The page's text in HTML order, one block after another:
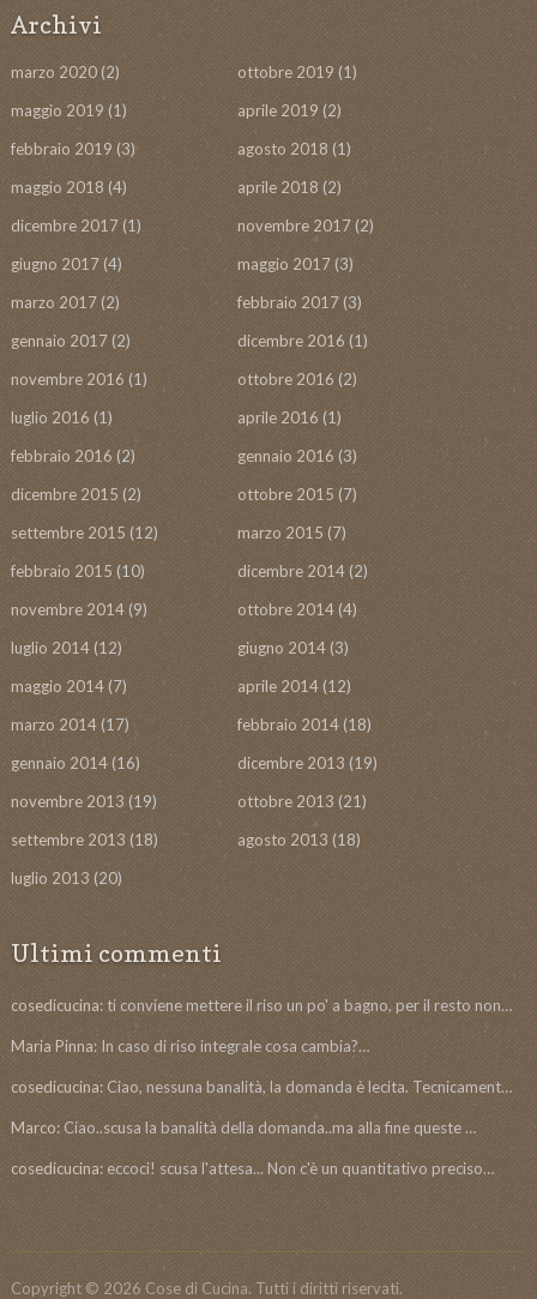
Archivi
marzo 2020(2) ottobre 2019 (1)
maggio 2019 (1) aprile 2019 (2)
febbraio 2019 (3) agosto 2018 (1)
maggio 2018 (4) aprile 2018 (2)
dicembre 2017(1) novembre 2017 (2)
giugno 2017(4) maggio 2017 (3)
marzo 2017(2) febbraio 2017(3)
gennaio 2017(2) dicembre 2016 (1)
novembre 2016 (1) ottobre 2016 (2)
luglio 2016 (1) aprile 2016 (1)
febbraio 2016 (2) gennaio 2016 (3)
dicembre 2015 (2) ottobre 2015 (7)
settembre 2015 (12) marzo 2015 (7)
febbraio 2015 (10) dicembre 2014(2)
novembre 2014(9) ottobre 2014 (4)
luglio 2014(12) giugno 2014(3)
maggio 2014(7) aprile 2014 (12)
marzo 2014(17) febbraio 2014 (18)
gennaio 2014(16) dicembre 2013 (19)
novembre 2013 (19) ottobre 2013 (21)
settembre 2013 (18) agosto 2013 (18)
luglio 2013 (20)
Ultimi commenti
cosedicucina:ti conviene mettere il riso un po' a bagno, per il resto non…
Maria Pinna:In caso di riso integrale cosa cambia?…
cosedicucina:Ciao, nessuna banalità, la domanda è lecita. Tecnicament…
Marco:Ciao..scusa la banalità della domanda..ma alla fine queste …
cosedicucina:eccoci! scusa l'attesa... Non c'è un quantitativo preciso…
Copyright © 2026 Cose di Cucina. Tutti i diritti riservati.